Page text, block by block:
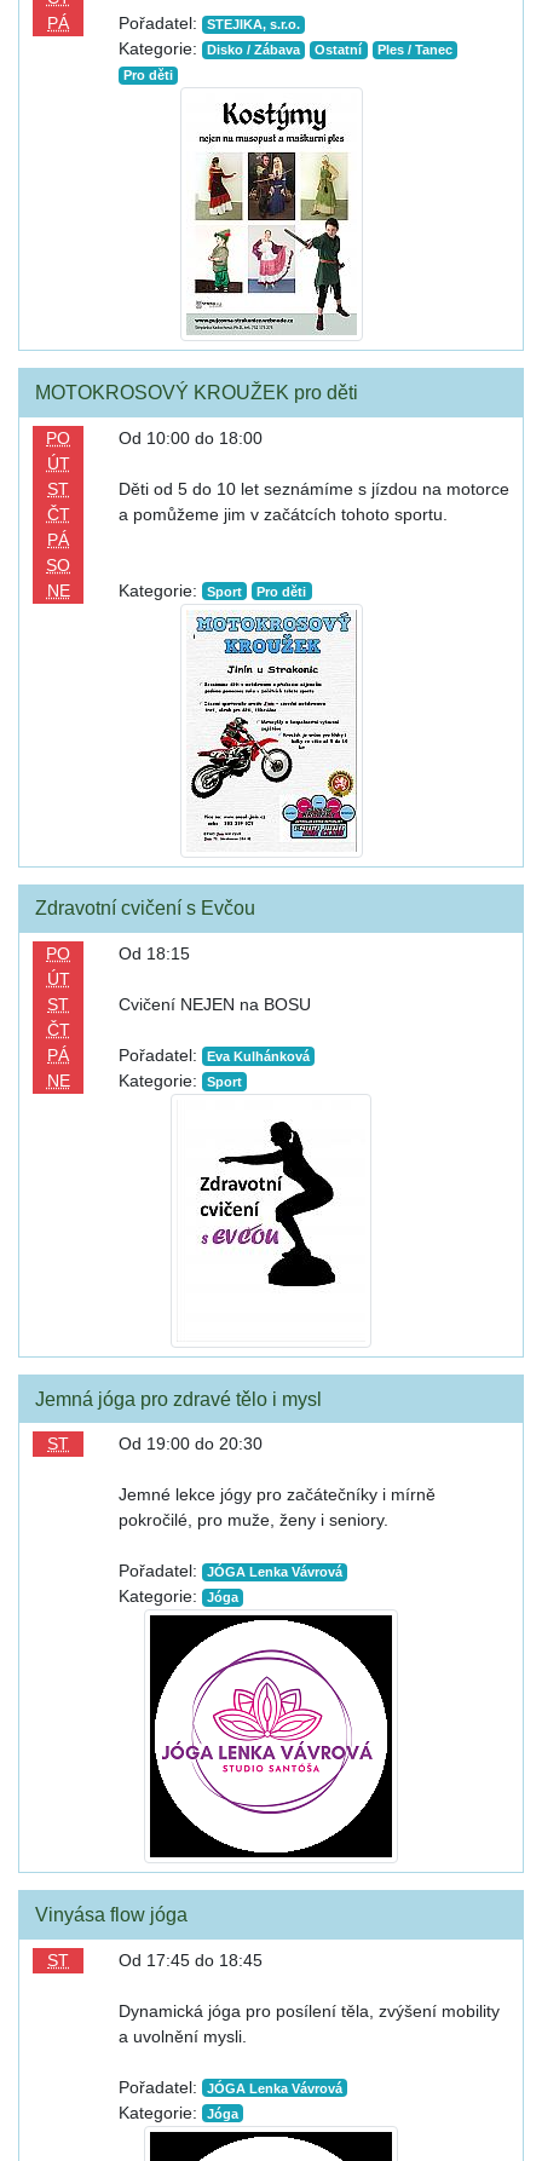
PÁ
Pořadatel: STEJIKA, s.r.o.
Kategorie: Disko / Zábava Ostatní
Ples / Tanec
Pro děti
MOTOKROSOVÝ KROUŽEK pro děti
PO
ÚT
ST
ČT
PÁ
SO
NE
Od 10:00 do 18:00
Děti od 5 do 10 let seznámíme s jízdou na motorce
a pomůžeme jim v začátcích tohoto sportu.
Kategorie: Sport Pro děti
Zdravotní cvičení s Evčou
PO
ÚT
ST
ČT
PÁ
NE
Od 18:15
Cvičení NEJEN na BOSU
Pořadatel: Eva Kulhánková
Kategorie: Sport
Jemná jóga pro zdravé tělo i mysl
ST Od 19:00 do 20:30
Jemné lekce jógy pro začátečníky i mírně
pokročilé, pro muže, ženy i seniory.
Pořadatel: JÓGA Lenka Vávrová
Kategorie: Jóga
Vinyása flow jóga
ST Od 17:45 do 18:45
Dynamická jóga pro posílení těla, zvýšení mobility
a uvolnění mysli.
Pořadatel: JÓGA Lenka Vávrová
Kategorie: Jóga